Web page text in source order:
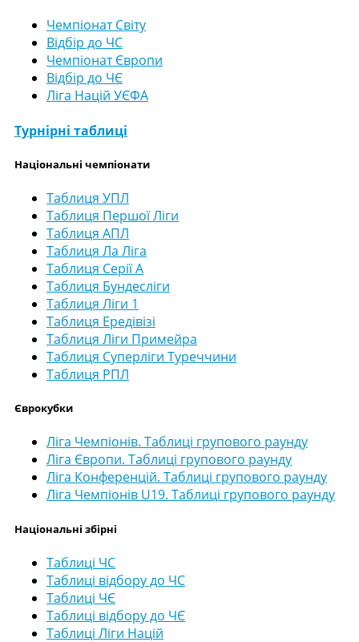
Чемпіонат Світу
Відбір до ЧС
Чемпіонат Європи
Відбір до ЧЄ
Ліга Націй УЄФА
Турнірні таблиці
Національні чемпіонати
Таблиця УПЛ
Таблиця Першої Ліги
Таблиця АПЛ
Таблиця Ла Ліга
Таблиця Серії А
Таблиця Бундесліги
Таблиця Ліги 1
Таблиця Ередівізі
Таблиця Ліги Примейра
Таблиця Суперліги Туреччини
Таблиця РПЛ
Єврокубки
Ліга Чемпіонів. Таблиці групового раунду
Ліга Європи. Таблиці групового раунду
Ліга Конференцій. Таблиці групового раунду
Ліга Чемпіонів U19. Таблиці групового раунду
Національні збірні
Таблиці ЧС
Таблиці відбору до ЧС
Таблиці ЧЄ
Таблиці відбору до ЧЄ
Таблиці Ліги Націй